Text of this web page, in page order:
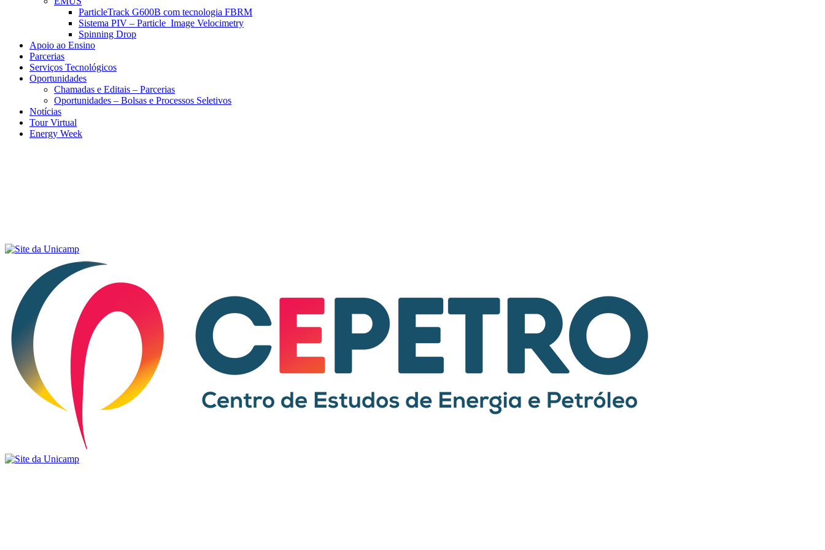
ParticleTrack G600B com tecnologia FBRM
Sistema PIV – Particle Image Velocimetry
Spinning Drop
Apoio ao Ensino
Parcerias
Serviços Tecnológicos
Oportunidades
Chamadas e Editais – Parcerias
Oportunidades – Bolsas e Processos Seletivos
Notícias
Tour Virtual
Energy Week